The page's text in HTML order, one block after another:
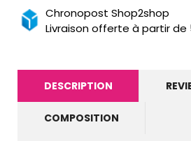
Chronopost Shop2shop
Livraison offerte à partir
DESCRIPTION
COMPOSITION